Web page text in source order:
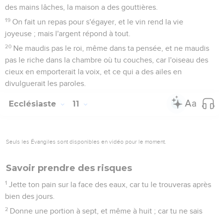
des mains lâches, la maison a des gouttières.
19 On fait un repas pour s'égayer, et le vin rend la vie
joyeuse ; mais l'argent répond à tout.
20 Ne maudis pas le roi, même dans ta pensée, et ne maudis
pas le riche dans la chambre où tu couches, car l'oiseau des
cieux en emporterait la voix, et ce qui a des ailes en
divulguerait les paroles.
Ecclésiaste 11
Seuls les Évangiles sont disponibles en vidéo pour le moment.
Savoir prendre des risques
1 Jette ton pain sur la face des eaux, car tu le trouveras après
bien des jours.
2 Donne une portion à sept, et même à huit ; car tu ne sais